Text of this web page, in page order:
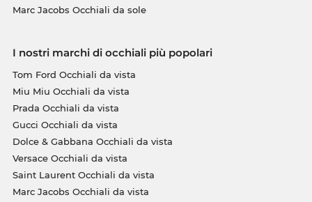
Marc Jacobs Occhiali da sole
I nostri marchi di occhiali più popolari
Tom Ford Occhiali da vista
Miu Miu Occhiali da vista
Prada Occhiali da vista
Gucci Occhiali da vista
Dolce & Gabbana Occhiali da vista
Versace Occhiali da vista
Saint Laurent Occhiali da vista
Marc Jacobs Occhiali da vista